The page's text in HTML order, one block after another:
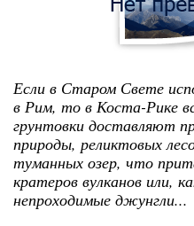
Если в Старом Свете
в Рим, то в Коста-Рике
грунтовки доставляют
природы, реликтовых
туманных озер, что
кратеров вулканов или,
непроходимые джунгли...